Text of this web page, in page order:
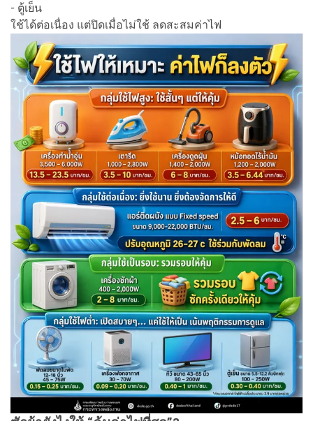
- ตู้เย็น
ใช้ได้ต่อเนื่อง แต่ปิดเมื่อไม่ใช้ ลดสะสมค่าไฟ